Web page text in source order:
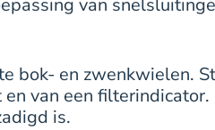
van
bok- en zwenkwielen.
van een
is.